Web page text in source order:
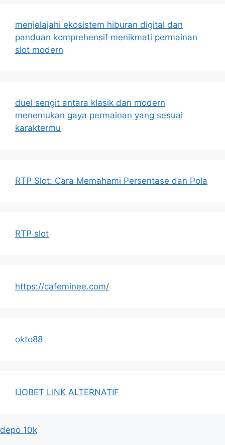
menjelajahi ekosistem hiburan digital dan
panduan komprehensif menikmati permainan
slot modern
duel sengit antara klasik dan modern
menemukan gaya permainan yang sesuai
karaktermu
RTP Slot: Cara Memahami Persentase dan Pola
RTP slot
https://cafeminee.com/
okto88
IJOBET LINK ALTERNATIF
depo 10k